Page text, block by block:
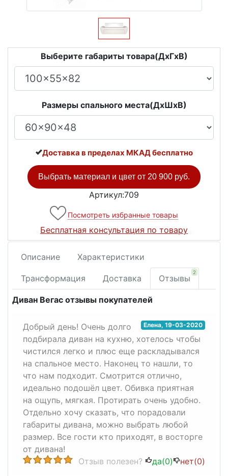
Выберите габариты товара(ДxГxВ)
Размеры спального места(ДxШxВ)
Доставка в пределах МКАД бесплатно
Выбрать материал и цвет от 20 900 руб.
Артикул:709
Посмотреть избранные товары
Бесплатная консультация по товару
Описание Характеристики
Трансформация Доставка Отзывы
2
Диван Вегас отзывы покупателей
Елена,19-03-2020
Добрый день! Очень долго
подбирала диван на кухню, хотелось чтобы
чистился легко и плюс еще раскладывался
на спальное место. Наконец то нашли, то
что нам подходит. Смотрится отлично,
идеально подошёл цвет. Обивка приятная
на ощупь, мягкая. Протирать очень удобно.
Отдельно хочу сказать, что порадовали
габариты дивана, можно выбрать любой
размер. Все гости кто приходят, в восторге
от дивана!
Отзыв полезен?
да(0) нет(0)